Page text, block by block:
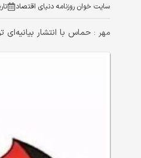
سایت خوان روزنامه دنیای اقتصاد
مهر : حماس با انتشار